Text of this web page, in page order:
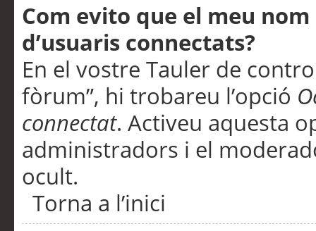
Com evito que el meu
d’usuaris connectats?
En el vostre Tauler de
fòrum”, hi trobareu l’opció
connectat. Activeu aquesta
administradors i el
ocult.
Torna a l’inici